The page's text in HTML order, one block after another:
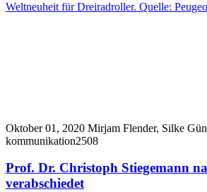
Oktober 01, 2020 Mirjam Flender, Silke
kommunikation2508
Prof. Dr. Christoph Stiegemann
verabschiedet